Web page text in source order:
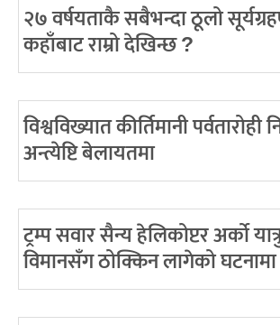
२७ वर्षयताकै सबैभन्दा ठूलो
कहाँबाट राम्रो देखिन्छ ?
विश्वविख्यात कीर्तिमानी पर्वतारोही
अन्त्येष्टि बेलायतमा
ट्रम्प सवार सैन्य हेलिकोप्टर अर्को
विमानसँग ठोक्किन लागेको